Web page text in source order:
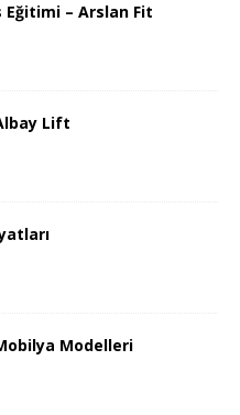
– Arslan Fit
Lift
Modelleri